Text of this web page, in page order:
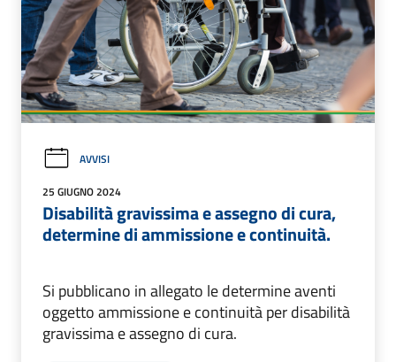
AVVISI
25 GIUGNO 2024
Disabilità gravissima e assegno di cura,
determine di ammissione e continuità.
Si pubblicano in allegato le determine aventi
oggetto ammissione e continuità per disabilità
gravissima e assegno di cura.